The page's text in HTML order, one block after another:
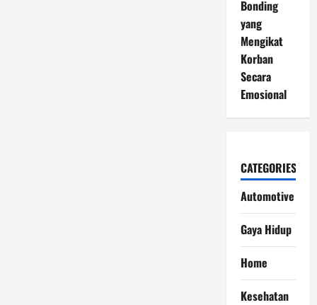
Bonding
yang
Mengikat
Korban
Secara
Emosional
CATEGORIES
Automotive
Gaya Hidup
Home
Kesehatan